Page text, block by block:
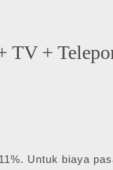
TV +
Untuk biaya